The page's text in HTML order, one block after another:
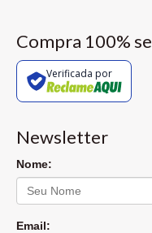
Compra 100%
Verificada por
Newsletter
Nome:
Email: